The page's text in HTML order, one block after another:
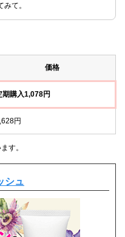
て。
価格
期購入1,078円
円
す。
シュ